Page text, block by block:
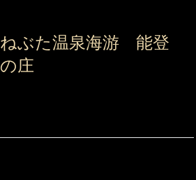
ねぶた温泉海游 能登
の庄